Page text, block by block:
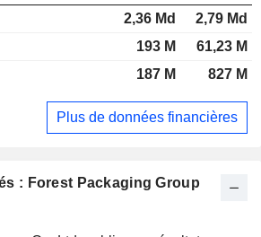
: Forest Packaging Group
2,36 Md
2,79 Md
193 M
61,23 M
187 M 827 M
Plus de données financières